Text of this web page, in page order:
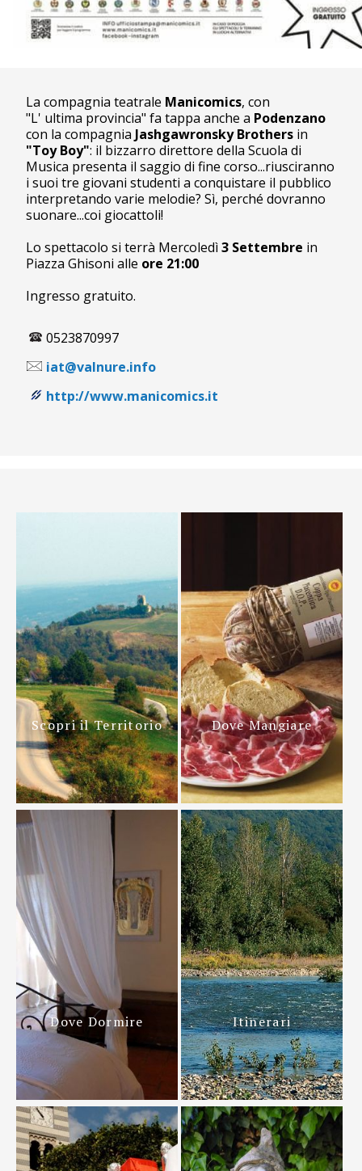
La compagnia teatrale Manicomics, con
"L' ultima provincia" fa tappa anche a Podenzano
con la compagnia Jashgawronsky Brothers in
"Toy Boy": il bizzarro direttore della Scuola di
Musica presenta il saggio di fine corso...riusciranno
i suoi tre giovani studenti a conquistare il pubblico
interpretando varie melodie? Sì, perché dovranno
suonare...coi giocattoli!
Lo spettacolo si terrà Mercoledì3 Settembre in
Piazza Ghisoni alle ore 21:00
Ingresso gratuito.
0523870997
iat@valnure.info
http://www.manicomics.it
Scopri il Territorio Dove Mangiare
Dove Dormire Itinerari